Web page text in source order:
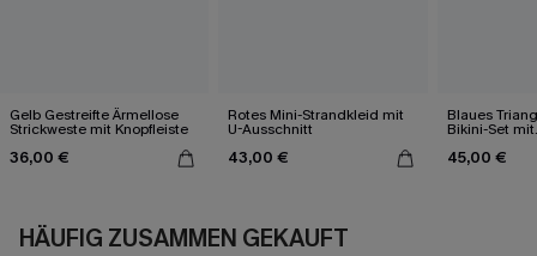
Gelb Gestreifte Ärmellose
Strickweste mit Knopfleiste
36,00 €
Rotes Mini-Strandkleid mit
U-Ausschnitt
43,00 €
Blaues
Bikini-Set mit
45,00 €
HÄUFIG ZUSAMMEN GEKAUFT